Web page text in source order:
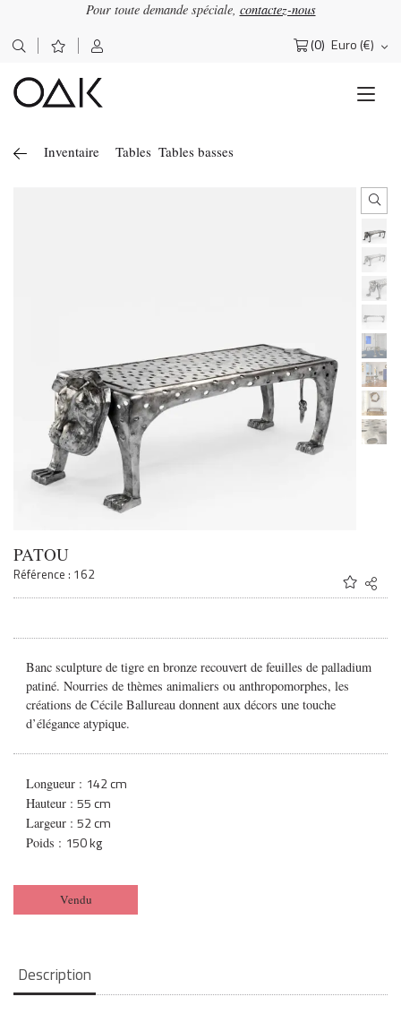
Pour toute demande spéciale, contactez-nous
(0) Euro (€)
Rechercher :
Inventaire Tables Tables basses
PATOU
Référence : 162 Share
Twitter
Email
Banc sculpture de tigre en bronze recouvert de feuilles de palladium
patiné. Nourries de thèmes animaliers ou anthropomorphes, les
créations de Cécile Ballureau donnent aux décors une touche
d’élégance atypique.
Longueur : 142 cm
Hauteur :55 cm
Largeur :52 cm
Poids : 150 kg
Vendu
Description